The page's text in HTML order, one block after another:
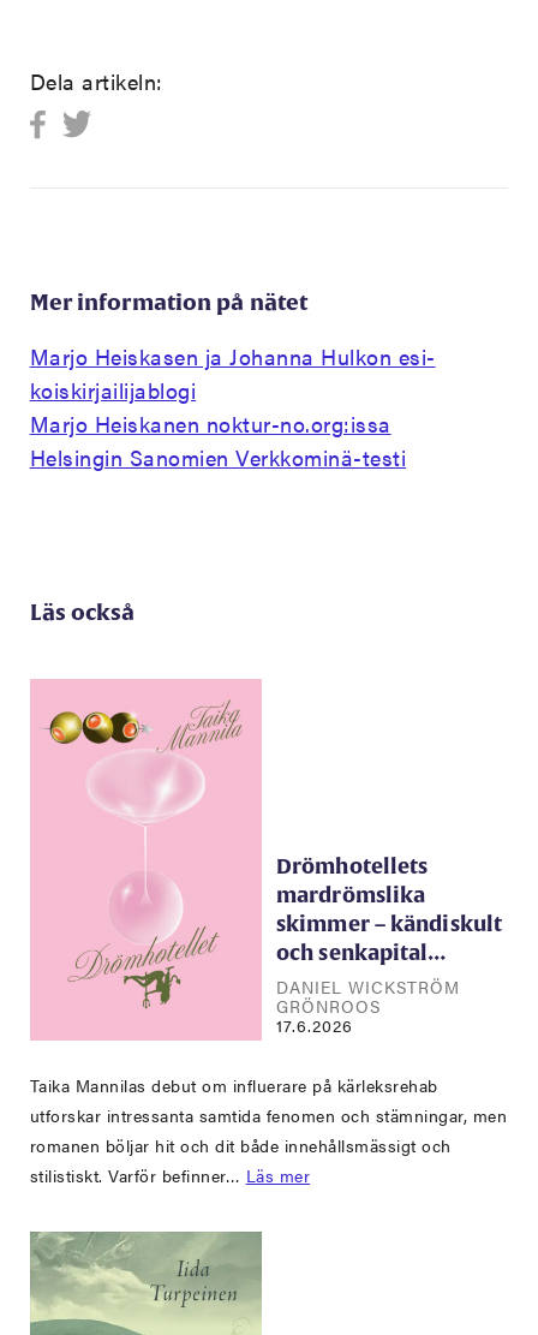
Dela artikeln:
Mer information på nätet
Marjo Heiskasen ja Johanna Hulkon esi-
koiskirjailijablogi
Marjo Heiskanen noktur-no.org:issa
Helsingin Sanomien Verkkominä-testi
Läs också
Drömhotellets
mardrömslika
skimmer – kändiskult
och senkapital…
DANIEL WICKSTRÖM
GRÖNROOS
17.6.2026
Taika Mannilas debut om influerare på kärleksrehab
utforskar intressanta samtida fenomen och stämningar, men
romanen böljar hit och dit både innehållsmässigt och
stilistiskt. Varför befinner… Läs mer